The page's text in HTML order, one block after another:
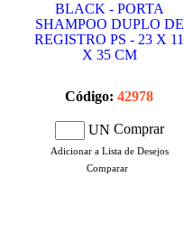
BLACK - PORTA
SHAMPOO DUPLO DE
REGISTRO PS - 23 X 11
X 35 CM
Código: 42978
UN Comprar
Adicionar a Lista de Desejos
Comparar